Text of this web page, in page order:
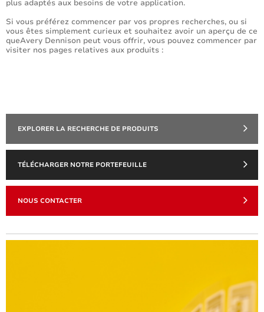
plus adaptés aux besoins de votre application.
Si vous préférez commencer par vos propres recherches, ou si
vous êtes simplement curieux et souhaitez avoir un aperçu de ce
queAvery Dennison peut vous offrir, vous pouvez commencer par
visiter nos pages relatives aux produits :
EXPLORER LA RECHERCHE DE PRODUITS
TÉLÉCHARGER NOTRE PORTEFEUILLE
NOUS CONTACTER